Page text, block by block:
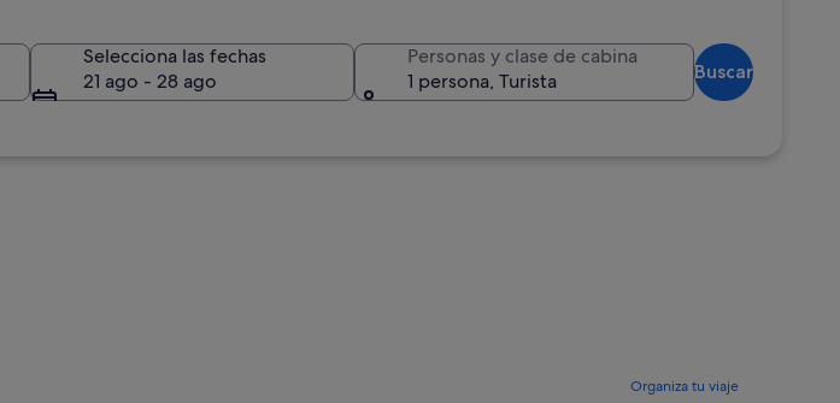
Selecciona las fechas
21 ago - 28 ago
Personas y clase de cabina
1 persona, Turista
Buscar
Organiza tu viaje